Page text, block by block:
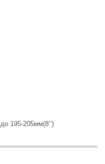
195-205мм(8’’)